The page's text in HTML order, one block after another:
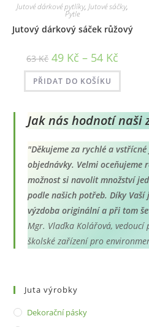
Jutové dárkové pytlíky,Jutové sáčky,
Pytle
Jutový dárkový sáček růžový
63Kč 49 Kč – 54 Kč
49 Kč
54 Kč
PŘIDAT DO KOŠÍKU
Jak nás hodnotí naši
"Děkujeme za rychlé a
objednávky. Velmi oceňujeme
možnost si navolit množství
podle našich potřeb. Díky
výzdoba originální a při tom
Mgr. Vlaďka Kolářová, vedoucí
školské zařízení pro
Juta výrobky
Dekorační pásky